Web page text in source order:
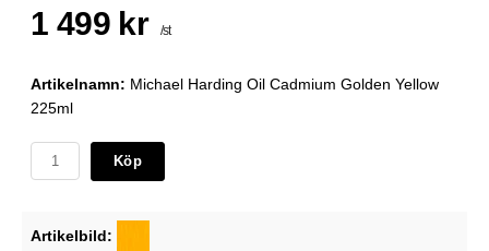
1 499 kr /st
Artikelnamn: Michael Harding Oil Cadmium Golden Yellow
225ml
Köp
Artikelbild: